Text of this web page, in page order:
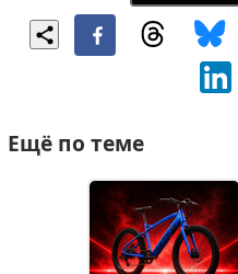
Ещё по теме